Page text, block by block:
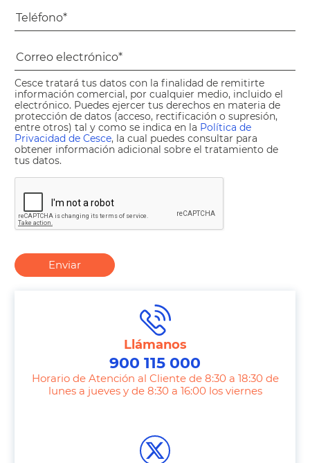
Llámanos
900 115 000
Horario de Atención al Cliente de 8:30 a 18:30 de
lunes a jueves y de 8:30 a 16:00 los viernes
Cesce tratará tus datos con la finalidad de remitirte
información comercial, por cualquier medio, incluido el
electrónico. Puedes ejercer tus derechos en materia de
protección de datos (acceso, rectificación o supresión,
entre otros) tal y como se indica en la Política de
Privacidad de Cesce, la cual puedes consultar para
obtener información adicional sobre el tratamiento de
tus datos.
Enviar